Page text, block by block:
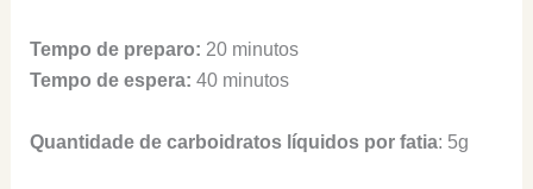
Tempo de preparo: 20 minutos
Tempo de espera: 40 minutos
Quantidade de carboidratos líquidos por fatia: 5g